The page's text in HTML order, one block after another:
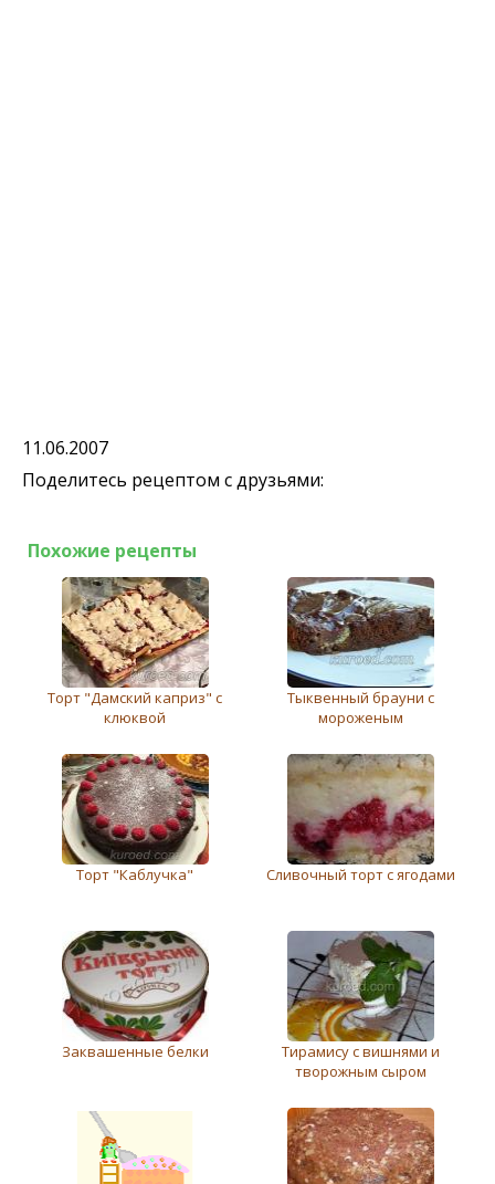
11.06.2007
Поделитесь рецептом с друзьями:
Похожие рецепты
Торт "Дамский каприз" с
клюквой
Тыквенный брауни с
мороженым
Торт "Каблучка" Сливочный торт с ягодами
Заквашенные белки
Тирамису с вишнями и
творожным сыром